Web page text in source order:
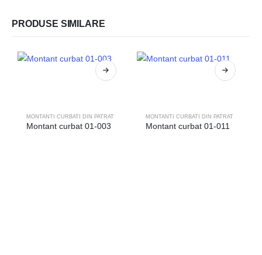
PRODUSE SIMILARE
MONTANTI CURBATI DIN PATRAT
Montant curbat 01-003
MONTANTI CURBATI DIN PATRAT
Montant curbat 01-011